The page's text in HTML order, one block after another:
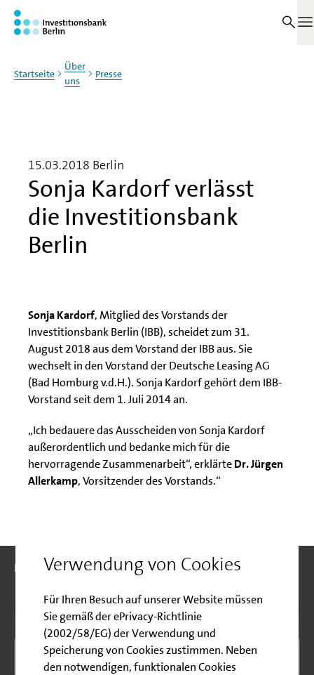
Verwendung von Cookies
Für Ihren Besuch auf unserer Website müssen
Sie gemäß der ePrivacy-Richtlinie
(2002/58/EG) der Verwendung und
Speicherung von Cookies zustimmen. Neben
den notwendigen, funktionalen Cookies
Zum Haupinhalt springen
Startseite
Über
uns
Presse
Sonja Kardorf verlässt
die Investitionsbank
Berlin
15.03.2018 Berlin
Sonja Kardorf, Mitglied des Vorstands der
Investitionsbank Berlin (IBB), scheidet zum 31.
August 2018 aus dem Vorstand der IBB aus. Sie
wechselt in den Vorstand der Deutsche Leasing AG
(Bad Homburg v.d.H.). Sonja Kardorf gehört dem IBB-
Vorstand seit dem 1. Juli 2014 an.
„Ich bedauere das Ausscheiden von Sonja Kardorf
außerordentlich und bedanke mich für die
hervorragende Zusammenarbeit“, erklärteDr. Jürgen
Allerkamp, Vorsitzender des Vorstands.“
Folgen Sie uns:
Folgen Sie uns:
Die IBB auf Instagram
Die IBB auf YouTube
Die IBB auf Xing
Die IBB auf LinkedIn
NEWSLETTER ABONNIEREN